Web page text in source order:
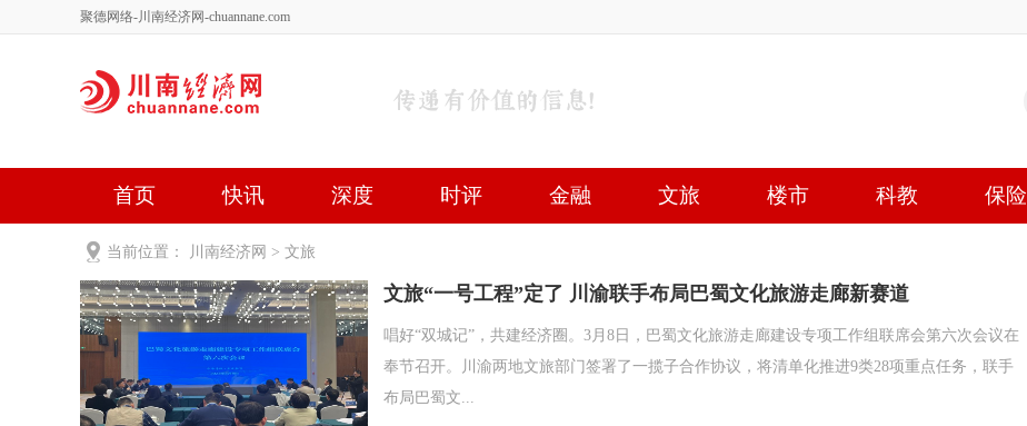
聚德网络-川南经济网-chuannane.com
首页 快讯 深度 时评 金融 文旅 楼市 科教 保险
健康 文艺
当前位置： 川南经济网 > 文旅
文旅“一号工程”定了 川渝联手布局巴蜀文化旅游走廊新赛道
唱好“双城记”，共建经济圈。3月8日，巴蜀文化旅游走廊建设专项工作组联席会第六次会议在
奉节召开。川渝两地文旅部门签署了一揽子合作协议，将清单化推进9类28项重点任务，联手
布局巴蜀文...